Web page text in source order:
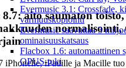
Evermusic 3.1: Crossfade,
varmuuskopiointi
Evermusic saavuttaa 3
ominaisuuskatsaus
Flacbox 1.6: automaattinen
OPUS-tuki
8.7: aito saumaton
normalisointi,
iPhonelle, iPadille ja Macille tuo